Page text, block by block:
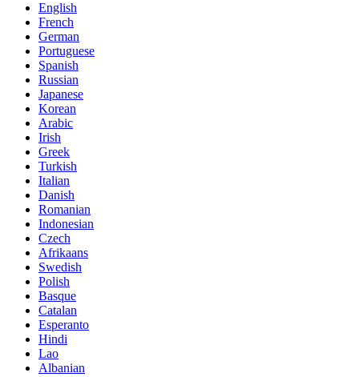
English
French
German
Portuguese
Spanish
Russian
Japanese
Korean
Arabic
Irish
Greek
Turkish
Italian
Danish
Romanian
Indonesian
Czech
Afrikaans
Swedish
Polish
Basque
Catalan
Esperanto
Hindi
Lao
Albanian